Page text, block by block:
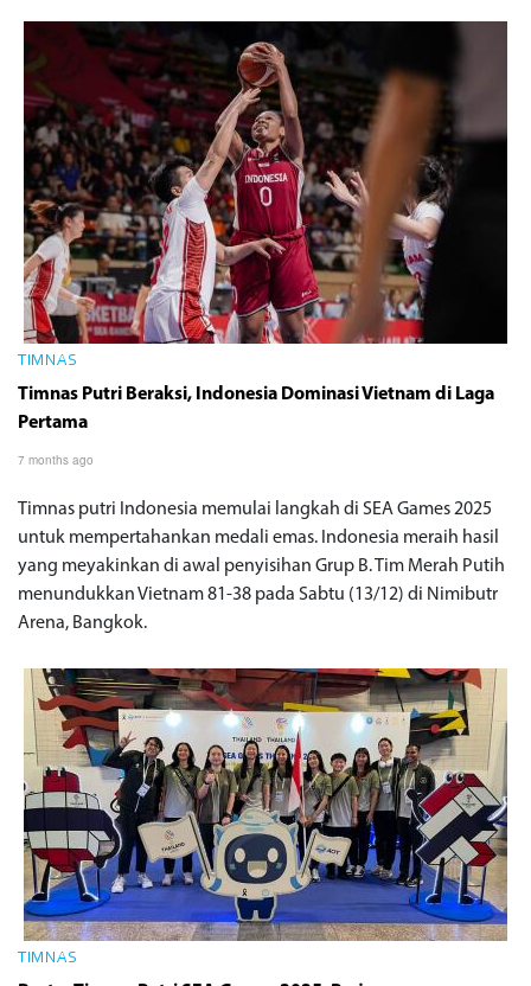
TIMNAS
Timnas Putri Beraksi, Indonesia Dominasi Vietnam di Laga
Pertama
7 months ago
Timnas putri Indonesia memulai langkah di SEA Games 2025
untuk mempertahankan medali emas. Indonesia meraih hasil
yang meyakinkan di awal penyisihan Grup B. Tim Merah Putih
menundukkan Vietnam 81-38 pada Sabtu (13/12) di Nimibutr
Arena, Bangkok.
TIMNAS